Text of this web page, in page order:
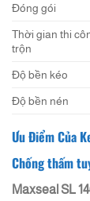
Đóng gói
Thời gian thi
trộn
Độ bền kéo
Độ bền nén
Ưu Điểm Của
Chống thấm
Maxseal SL